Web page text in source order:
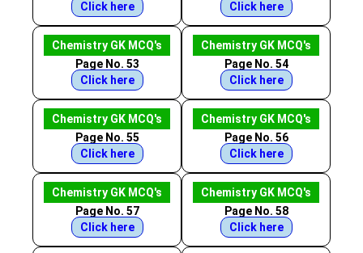
Click here Click here
Chemistry GK MCQ's
Page No. 53
Click here
Chemistry GK MCQ's
Page No. 54
Click here
Chemistry GK MCQ's
Page No. 55
Click here
Chemistry GK MCQ's
Page No. 56
Click here
Chemistry GK MCQ's
Page No. 57
Click here
Chemistry GK MCQ's
Page No. 58
Click here